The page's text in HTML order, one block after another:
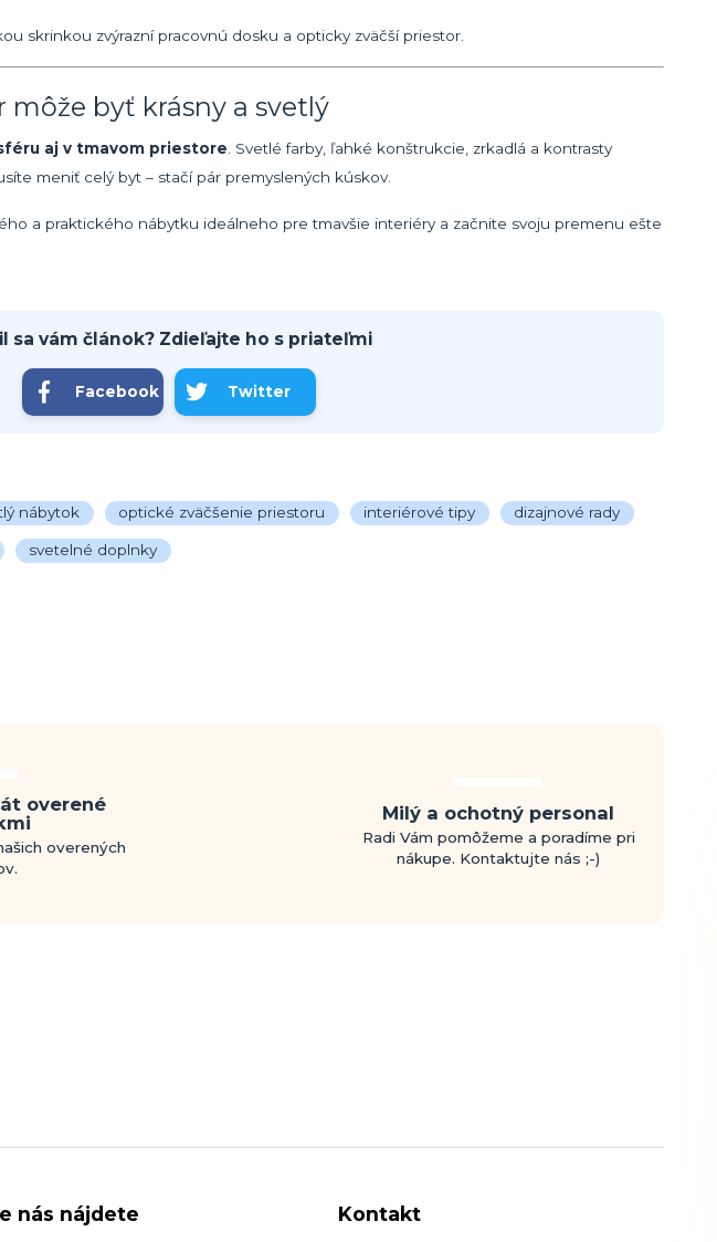
skrinkou zvýrazní pracovnú dosku a opticky zväčší priestor.
byť krásny a svetlý
aj v tmavom priestore . Svetlé farby, ľahké konštrukcie, zrkadlá a kontrasty
meniť celý byt – stačí pár premyslených kúskov.
a praktického nábytku ideálneho pre tmavšie interiéry a začnite svoju premenu ešte
sa vám článok? Zdieľajte ho s priateľmi
Facebook Twitter
nábytok optické zväčšenie priestoru interiérové tipy dizajnové rady
svetelné doplnky
overené
overených
Milý a ochotný personal
Radi Vám pomôžeme a poradíme pri
nákupe. Kontaktujte nás ;-)
nás nájdete Kontakt